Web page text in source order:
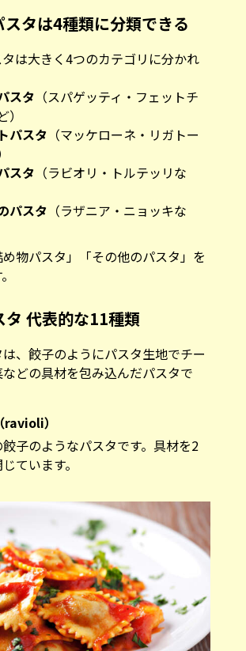
スタは4種類に分類できる
は大きく4つのカテゴリに分かれ
スタ （スパゲッティ・フェットチ
パスタ （マッケローネ・リガトー
スタ （ラビオリ・トルテッリな
パスタ （ラザニア・ニョッキな
物パスタ」「その他のパスタ」を
タ 代表的な11種類
、餃子のようにパスタ生地でチー
どの具材を包み込んだパスタで
）
子のようなパスタです。具材を2
ています。